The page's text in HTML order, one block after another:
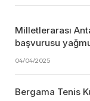
Milletlerarası
başvurusu
04/04/2025
Bergama Tenis